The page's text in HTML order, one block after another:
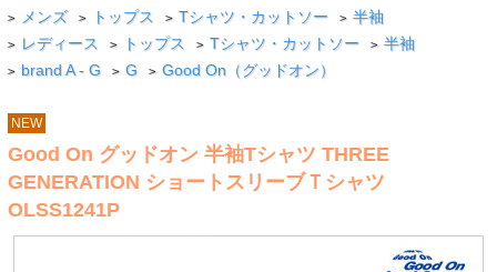
> メンズ > トップス > Tシャツ・カットソー > 半袖
> レディース > トップス > Tシャツ・カットソー > 半袖
> brand A - G > G > Good On（グッドオン）
NEW
Good On グッドオン 半袖Tシャツ THREE
GENERATION ショートスリーブＴシャツ
OLSS1241P